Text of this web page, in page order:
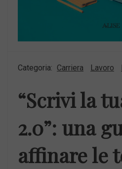
Categoria: Carriera Lavoro
“Scrivi la
2.0”: una
affinare le